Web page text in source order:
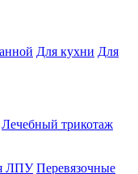
Для кухни Для
Лечебный трикотаж
ЛПУ Перевязочные